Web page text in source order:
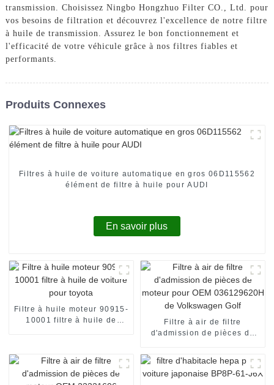
transmission. Choisissez Ningbo Hongzhuo Filter CO., Ltd. pour
vos besoins de filtration et découvrez l'excellence de notre filtre
à huile de transmission. Assurez le bon fonctionnement et
l'efficacité de votre véhicule grâce à nos filtres fiables et
performants.
Produits Connexes
Filtres à huile de voiture automatique en gros 06D115562
élément de filtre à huile pour AUDI
En savoir plus
Filtre à huile moteur 90915-
10001 filtre à huile de
Filtre à air de filtre
d'admission de pièces de
Volkswagen Golf